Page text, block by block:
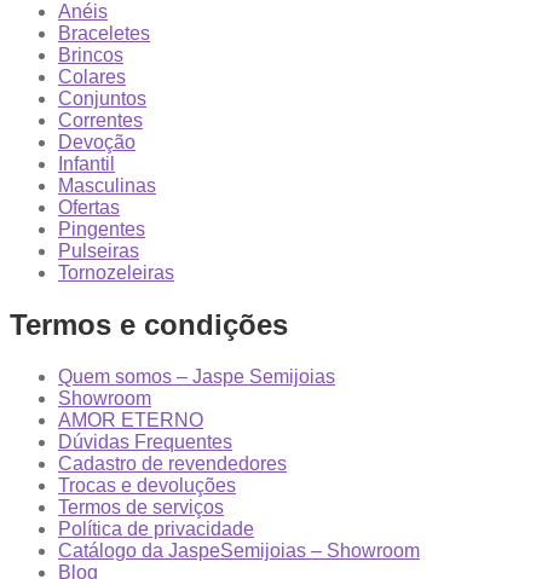
Anéis
Braceletes
Brincos
Colares
Conjuntos
Correntes
Devoção
Infantil
Masculinas
Ofertas
Pingentes
Pulseiras
Tornozeleiras
Termos e condições
Quem somos – Jaspe Semijoias
Showroom
AMOR ETERNO
Dúvidas Frequentes
Cadastro de revendedores
Trocas e devoluções
Termos de serviços
Política de privacidade
Catálogo da JaspeSemijoias – Showroom
Blog